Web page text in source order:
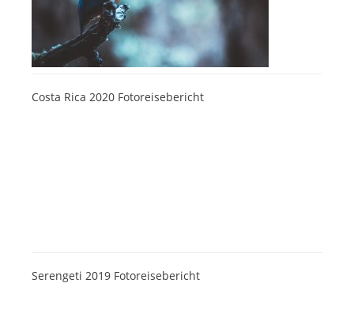
Costa Rica 2020 Fotoreisebericht
Serengeti 2019 Fotoreisebericht